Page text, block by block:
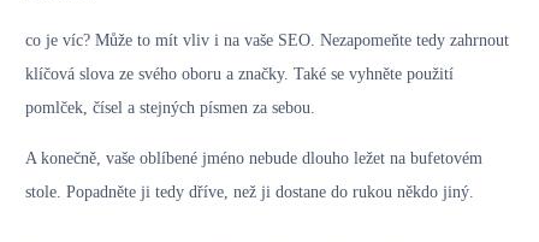
co je víc? Může to mít vliv i na vaše SEO. Nezapomeňte tedy zahrnout
klíčová slova ze svého oboru a značky. Také se vyhněte použití
pomlček, čísel a stejných písmen za sebou.
A konečně, vaše oblíbené jméno nebude dlouho ležet na bufetovém
stole. Popadněte ji tedy dříve, než ji dostane do rukou někdo jiný.